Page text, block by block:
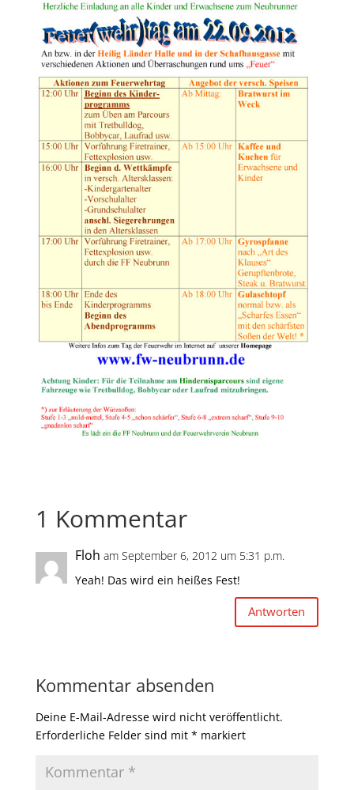
1 Kommentar
Floh am September 6, 2012 um 5:31 p.m.
Yeah! Das wird ein heißes Fest!
Antworten
Kommentar absenden
Deine E-Mail-Adresse wird nicht veröffentlicht.
Erforderliche Felder sind mit * markiert